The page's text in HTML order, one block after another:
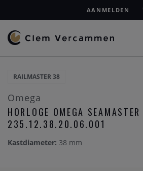
AANMELDEN
RAILMASTER 38
Omega
HORLOGE OMEGA
235.12.38.20.06.001
Kastdiameter: 38 mm